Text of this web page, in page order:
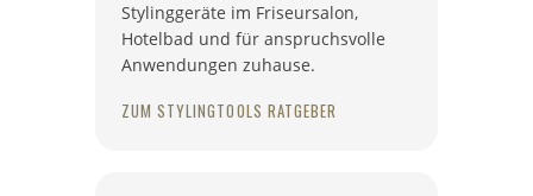
Stylinggeräte im Friseursalon,
Hotelbad und für anspruchsvolle
Anwendungen zuhause.
ZUM STYLINGTOOLS RATGEBER